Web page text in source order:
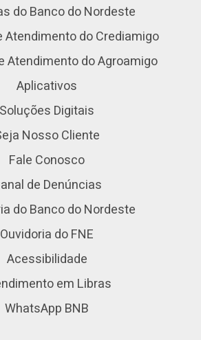
do Banco do Nordeste
Atendimento do Crediamigo
Atendimento do Agroamigo
Aplicativos
Soluções Digitais
Nosso Cliente
Fale Conosco
de Denúncias
do Banco do Nordeste
Ouvidoria do FNE
Acessibilidade
em Libras
WhatsApp BNB